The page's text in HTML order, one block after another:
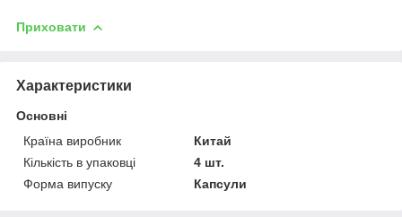
Приховати
Характеристики
Основні
Країна виробник
Китай
Кількість в упаковці
4 шт.
Форма випуску
Капсули